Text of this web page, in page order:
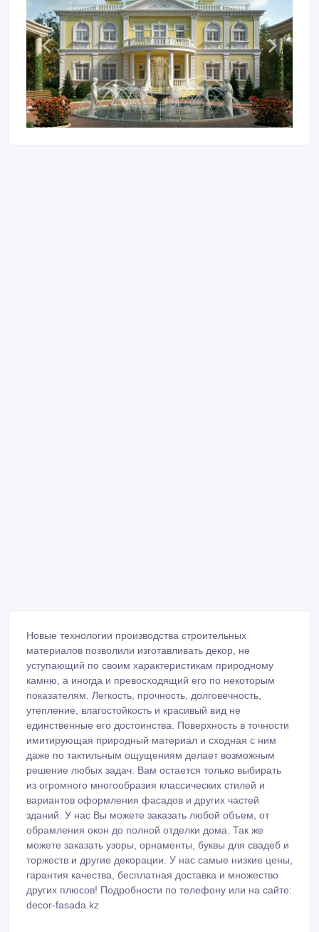
Новые технологии производства строительных
материалов позволили изготавливать декор, не
уступающий по своим характеристикам природному
камню, а иногда и превосходящий его по некоторым
показателям. Легкость, прочность, долговечность,
утепление, влагостойкость и красивый вид не
единственные его достоинства. Поверхность в точности
имитирующая природный материал и сходная с ним
даже по тактильным ощущениям делает возможным
решение любых задач. Вам остается только выбирать
из огромного многообразия классических стилей и
вариантов оформления фасадов и других частей
зданий. У нас Вы можете заказать любой объем, от
обрамления окон до полной отделки дома. Так же
можете заказать узоры, орнаменты, буквы для свадеб и
торжеств и другие декорации. У нас самые низкие цены,
гарантия качества, бесплатная доставка и множество
других плюсов! Подробности по телефону или на сайте:
decor-fasada.kz